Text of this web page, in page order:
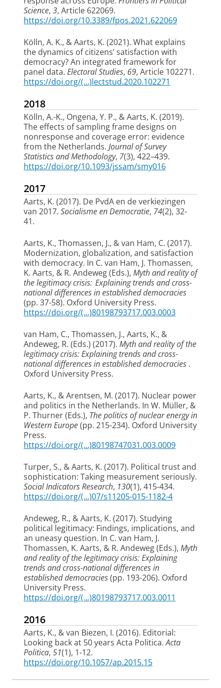
Science, 3, Article 622069.
https://doi.org/10.3389/fpos.2021.622069
Kölln, A. K., & Aarts, K. (2021). What explains
the dynamics of citizens’ satisfaction with
democracy? An integrated framework for
panel data. Electoral Studies, 69, Article 102271.
https://doi.org/(...)lectstud.2020.102271
2018
Kölln, A.-K., Ongena, Y. P., & Aarts, K. (2019).
The effects of sampling frame designs on
nonresponse and coverage error: evidence
from the Netherlands. Journal of Survey
Statistics and Methodology, 7(3), 422–439.
https://doi.org/10.1093/jssam/smy016
2017
Aarts, K. (2017). De PvdA en de verkiezingen
van 2017. Socialisme en Democratie, 74(2), 32-
41.
Aarts, K., Thomassen, J., & van Ham, C. (2017).
Modernization, globalization, and satisfaction
with democracy. In C. van Ham, J. Thomassen,
K. Aarts, & R. Andeweg (Eds.), Myth and reality of
the legitimacy crisis: Explaining trends and cross-
national differences in established democracies
(pp. 37-58). Oxford University Press.
https://doi.org/(...)80198793717.003.0003
van Ham, C., Thomassen, J., Aarts, K., &
Andeweg, R. (Eds.) (2017). Myth and reality of the
legitimacy crisis: Explaining trends and cross-
national differences in established democracies .
Oxford University Press.
Aarts, K., & Arentsen, M. (2017). Nuclear power
and politics in the Netherlands. In W. Müller, &
P. Thurner (Eds.), The politics of nuclear energy in
Western Europe(pp. 215-234). Oxford University
Press.
https://doi.org/(...)80198747031.003.0009
Turper, S., & Aarts, K. (2017). Political trust and
sophistication: Taking measurement seriously.
Social Indicators Research, 130(1), 415-434.
https://doi.org/(...)07/s11205-015-1182-4
Andeweg, R., & Aarts, K. (2017). Studying
political legitimacy: Findings, implications, and
an uneasy question. In C. van Ham, J.
Thomassen, K. Aarts, & R. Andeweg (Eds.), Myth
and reality of the legitimacy crisis: Explaining
trends and cross-national differences in
established democracies(pp. 193-206). Oxford
University Press.
https://doi.org/(...)80198793717.003.0011
2016
Aarts, K., & van Biezen, I. (2016). Editorial:
Looking back at 50 years Acta Politica.Acta
Politica, 51(1), 1-12.
https://doi.org/10.1057/ap.2015.15